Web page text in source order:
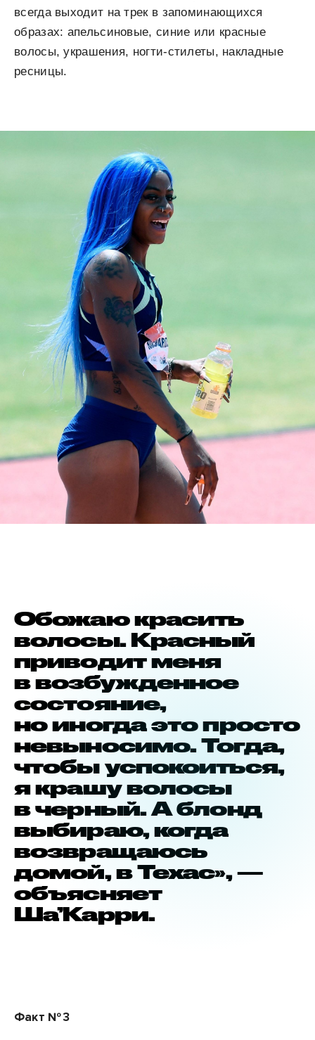
всегда выходит на трек в запоминающихся
образах: апельсиновые, синие или красные
волосы, украшения, ногти-стилеты, накладные
ресницы.
Обожаю красить
волосы. Красный
приводит меня
в возбужденное
состояние,
но иногда это просто
невыносимо. Тогда,
чтобы успокоиться,
я крашу волосы
в черный. А блонд
выбираю, когда
возвращаюсь
домой, в Техас», —
объясняет
Ша’Карри.
Факт № 3